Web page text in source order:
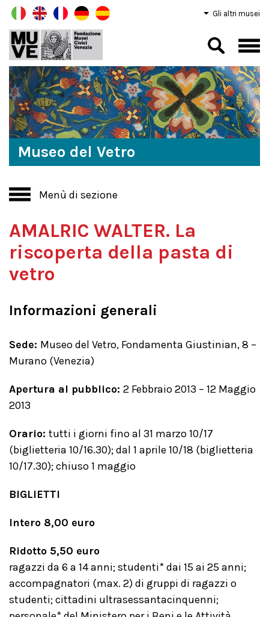
Gli altri musei
Museo del Vetro
Menù di sezione
AMALRIC WALTER. La
riscoperta della pasta di
vetro
Informazioni generali
Sede: Museo del Vetro, Fondamenta Giustinian, 8 –
Murano (Venezia)
Apertura al pubblico: 2 Febbraio 2013 – 12 Maggio
2013
Orario: tutti i giorni fino al 31 marzo 10/17
(biglietteria 10/16.30); dal 1 aprile 10/18 (biglietteria
10/17.30); chiuso 1 maggio
BIGLIETTI
Intero 8,00 euro
Ridotto 5,50 euro
ragazzi da 6 a 14 anni; studenti* dai 15 ai 25 anni;
accompagnatori (max. 2) di gruppi di ragazzi o
studenti; cittadini ultrasessantacinquenni;